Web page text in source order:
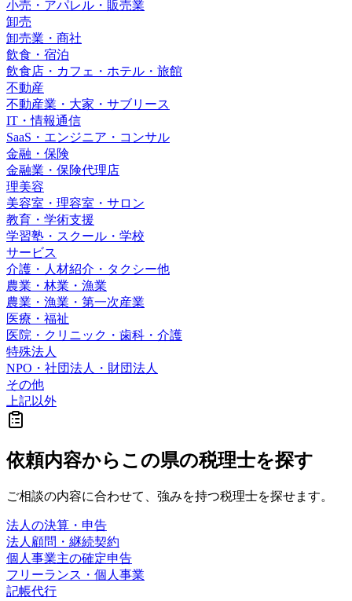
小売・アパレル・販売業
卸売
卸売業・商社
飲食・宿泊
飲食店・カフェ・ホテル・旅館
不動産
不動産業・大家・サブリース
IT・情報通信
SaaS・エンジニア・コンサル
金融・保険
金融業・保険代理店
理美容
美容室・理容室・サロン
教育・学術支援
学習塾・スクール・学校
サービス
介護・人材紹介・タクシー他
農業・林業・漁業
農業・漁業・第一次産業
医療・福祉
医院・クリニック・歯科・介護
特殊法人
NPO・社団法人・財団法人
その他
上記以外
依頼内容からこの県の税理士を探す
ご相談の内容に合わせて、強みを持つ税理士を探せます。
法人の決算・申告
法人顧問・継続契約
個人事業主の確定申告
フリーランス・個人事業
記帳代行